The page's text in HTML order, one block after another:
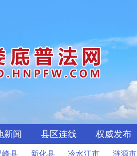
新闻 县区连线 权威发布
峰县 新化县 冷水江市 涟源市